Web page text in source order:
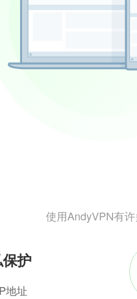
使用AndyVPN有
护
地址